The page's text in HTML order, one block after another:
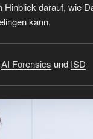
Hinblick darauf, wie
kann.
AI Forensics und ISD